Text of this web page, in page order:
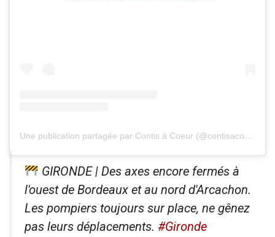
Une publication partagée par Contis à Coeur (@contisacoeur)
GIRONDE | Des axes encore fermés à
l'ouest de Bordeaux et au nord d'Arcachon.
Les pompiers toujours sur place, ne gênez
pas leurs déplacements. #Gironde